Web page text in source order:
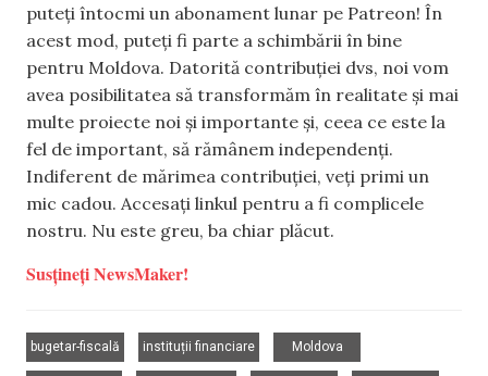
puteți întocmi un abonament lunar pe Patreon! În
acest mod, puteți fi parte a schimbării în bine
pentru Moldova. Datorită contribuției dvs, noi vom
avea posibilitatea să transformăm în realitate și mai
multe proiecte noi și importante și, ceea ce este la
fel de important, să rămânem independenți.
Indiferent de mărimea contribuției, veți primi un
mic cadou. Accesați linkul pentru a fi complicele
nostru. Nu este greu, ba chiar plăcut.
Susțineți NewsMaker!
bugetar-fiscală
instituții financiare
Moldova